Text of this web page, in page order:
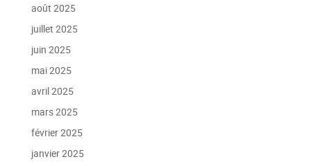
août 2025
juillet 2025
juin 2025
mai 2025
avril 2025
mars 2025
février 2025
janvier 2025